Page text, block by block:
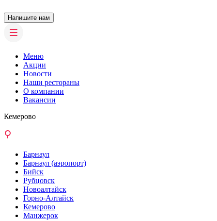
Напишите нам
Меню
Акции
Новости
Наши рестораны
О компании
Вакансии
Кемерово
Барнаул
Барнаул (аэропорт)
Бийск
Рубцовск
Новоалтайск
Горно-Алтайск
Кемерово
Манжерок